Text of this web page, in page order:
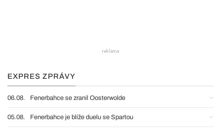
EXPRES ZPRÁVY
06.08. Fenerbahce se zranil Oosterwolde
05.08. Fenerbahce je blíže duelu se Spartou